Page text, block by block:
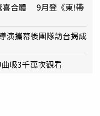
喜合體 9月登《東!帶
演攜幕後團隊訪台揭成
吸3千萬次觀看